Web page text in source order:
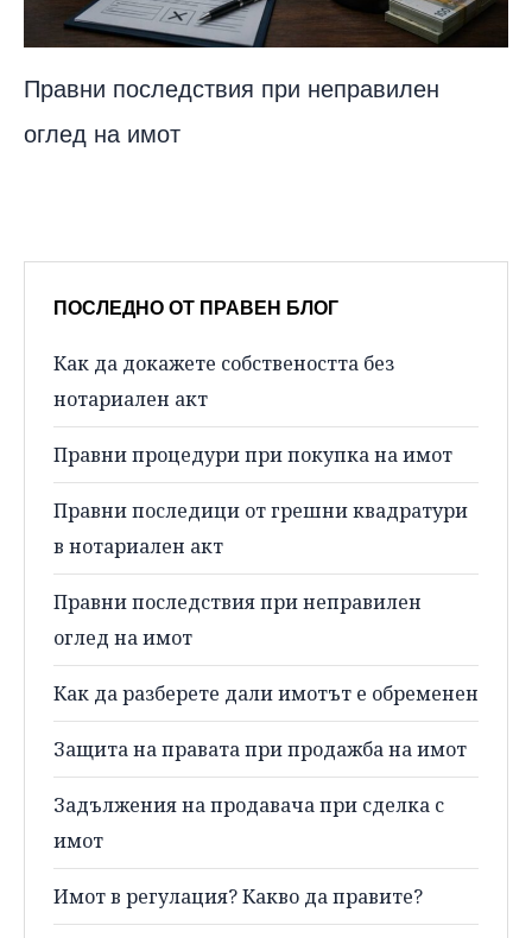
Правни последствия при неправилен
оглед на имот
ПОСЛЕДНО ОТ ПРАВЕН БЛОГ
Как да докажете собствеността без
нотариален акт
Правни процедури при покупка на имот
Правни последици от грешни квадратури
в нотариален акт
Правни последствия при неправилен
оглед на имот
Как да разберете дали имотът е обременен
Защита на правата при продажба на имот
Задължения на продавача при сделка с
имот
Имот в регулация? Какво да правите?